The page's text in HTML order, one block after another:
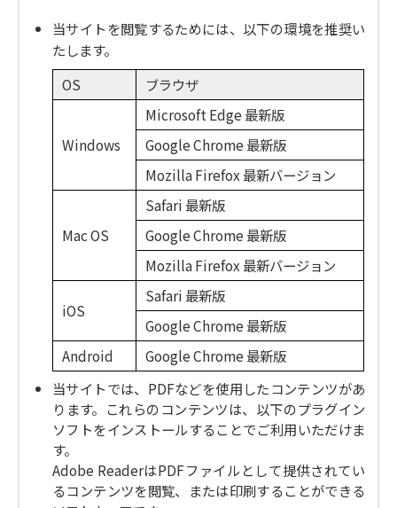
当サイトを閲覧するためには、以下の環境を推奨い
たします。
OS
ブラウザ
Windows
Microsoft Edge 最新版
Google Chrome 最新版
Mozilla Firefox 最新バージョン
Mac OS
Safari 最新版
Google Chrome 最新版
Mozilla Firefox 最新バージョン
iOS
Safari 最新版
Google Chrome 最新版
Android
Google Chrome 最新版
当サイトでは、PDFなどを使用したコンテンツがあ
ります。これらのコンテンツは、以下のプラグイン
ソフトをインストールすることでご利用いただけま
す。
Adobe ReaderはPDFファイルとして提供されてい
るコンテンツを閲覧、または印刷することができる